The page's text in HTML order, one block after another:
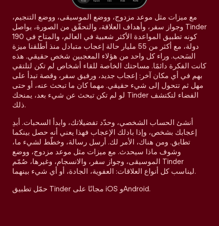
مع ميزات مثل موعد مزدوج، ووضع الموسيقى، ووضع التنجيم،
وجواز سفر، وأهداف العلاقة، والتحقّق من الصورة، يواصل Tinder
كونه تطبيق المواعدة الأكثر شعبية في العالم، والمتاح في 190
دولة، مع أكثر من 55 مليار حالة إعجاب متبادل منذ أطلقنا ميزة
السَحب. وراء كل واحد من هؤلاء المعجبين شخص حقيقي. هذه
كانت الفكرة دائمًا. مساحتك الخاصة للقاء أشخاص لم تكن لتلتقي
بهم في أي مكان آخر: إعجاب جديد، ورفيق سفر، وقصة تبدأ على
مهل ثم تتحول إلى شيء حقيقي. مهما كان ما تبحث عنه، أو حتى
لو لم تكن تبحث عن شيء بعد، يمنحك Tinder الفضاء لتكتشف
ذلك.
أنشئ الحساب الشخصي، وحدّد تفضيلاتك، وابدأ السحبات. أبدِ
إعجابك بشخص، وإذا بادلك الإعجاب فهذا يعني أنه حصل بينكما
تطابق. ومن هناك، الأمر لك. أرسل رسالة، وخطّط لشيء ما،
وشوف ماذا سيحدث. مع ميزات مثل موعد مزدوج، ووضع
الموسيقى، وجواز سفر، والانسجام، وغيرها، صُمّم Tinder
ليناسب كل أنواع العلاقات: العفوية، الجادة، أو أي شيء بينهما.
حمّل تطبيق Tinder مجانًا على iOS وAndroid.